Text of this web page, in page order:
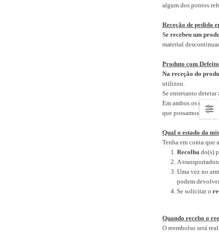
algum dos pontos
Receção de pedido
Se recebeu um
material
Produto com
Na receção do
utilizou.
Se entretanto
Em ambos os casos,
que possamos
Qual o estado da
Tenha em conta que
Recolhado(s)
A
Uma vez no
podem
Se solicitar o
Quando recebo o
O reembolso será